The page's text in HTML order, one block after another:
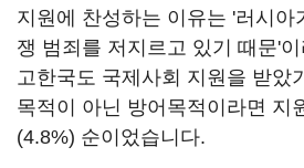
지원에 찬성하는 이유는 '러시아
쟁 범죄를 저지르고 있기 때문'
고한국도 국제사회 지원을 받았
목적이 아닌 방어목적이라면 지
(4.8%) 순이었습니다.